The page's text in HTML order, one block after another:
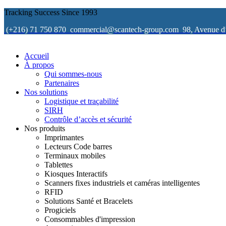
Tracking Success Since 1993
(+216) 71 750 870 commercial@scantech-group.com 98, Avenue
Accueil
À propos
Qui sommes-nous
Partenaires
Nos solutions
Logistique et traçabilité
SIRH
Contrôle d’accès et sécurité
Nos produits
Imprimantes
Lecteurs Code barres
Terminaux mobiles
Tablettes
Kiosques Interactifs
Scanners fixes industriels et caméras intelligentes
RFID
Solutions Santé et Bracelets
Progiciels
Consommables d'impression